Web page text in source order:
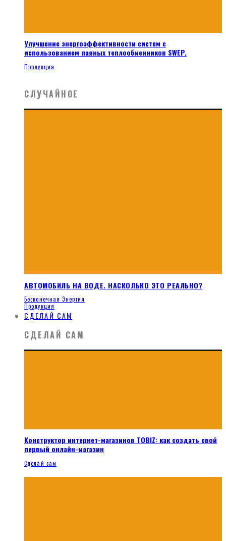
Улучшение энергоэффективности систем с
использованием паяных теплообменников SWEP.
Продукция
СЛУЧАЙНОЕ
АВТОМОБИЛЬ НА ВОДЕ. НАСКОЛЬКО ЭТО РЕАЛЬНО?
Бесконечная Энергия
Продукция
СДЕЛАЙ САМ
СДЕЛАЙ САМ
Конструктор интернет-магазинов TOBIZ: как создать свой
первый онлайн-магазин
Сделай сам